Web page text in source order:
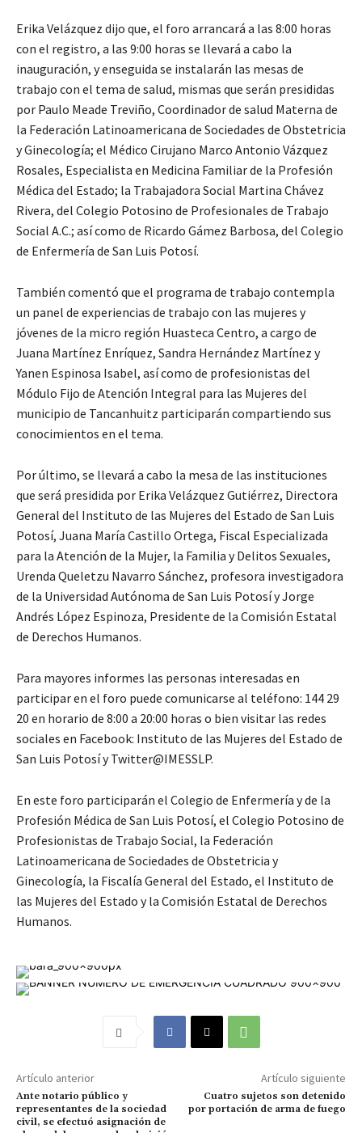
Erika Velázquez dijo que, el foro arrancará a las 8:00 horas
con el registro, a las 9:00 horas se llevará a cabo la
inauguración, y enseguida se instalarán las mesas de
trabajo con el tema de salud, mismas que serán presididas
por Paulo Meade Treviño, Coordinador de salud Materna de
la Federación Latinoamericana de Sociedades de Obstetricia
y Ginecología; el Médico Cirujano Marco Antonio Vázquez
Rosales, Especialista en Medicina Familiar de la Profesión
Médica del Estado; la Trabajadora Social Martina Chávez
Rivera, del Colegio Potosino de Profesionales de Trabajo
Social A.C.; así como de Ricardo Gámez Barbosa, del Colegio
de Enfermería de San Luis Potosí.
También comentó que el programa de trabajo contempla
un panel de experiencias de trabajo con las mujeres y
jóvenes de la micro región Huasteca Centro, a cargo de
Juana Martínez Enríquez, Sandra Hernández Martínez y
Yanen Espinosa Isabel, así como de profesionistas del
Módulo Fijo de Atención Integral para las Mujeres del
municipio de Tancanhuitz participarán compartiendo sus
conocimientos en el tema.
Por último, se llevará a cabo la mesa de las instituciones
que será presidida por Erika Velázquez Gutiérrez, Directora
General del Instituto de las Mujeres del Estado de San Luis
Potosí, Juana María Castillo Ortega, Fiscal Especializada
para la Atención de la Mujer, la Familia y Delitos Sexuales,
Urenda Queletzu Navarro Sánchez, profesora investigadora
de la Universidad Autónoma de San Luis Potosí y Jorge
Andrés López Espinoza, Presidente de la Comisión Estatal
de Derechos Humanos.
Para mayores informes las personas interesadas en
participar en el foro puede comunicarse al teléfono: 144 29
20 en horario de 8:00 a 20:00 horas o bien visitar las redes
sociales en Facebook: Instituto de las Mujeres del Estado de
San Luis Potosí y Twitter@IMESSLP.
En este foro participarán el Colegio de Enfermería y de la
Profesión Médica de San Luis Potosí, el Colegio Potosino de
Profesionistas de Trabajo Social, la Federación
Latinoamericana de Sociedades de Obstetricia y
Ginecología, la Fiscalía General del Estado, el Instituto de
las Mujeres del Estado y la Comisión Estatal de Derechos
Humanos.
Artículo anterior
Ante notario público y
representantes de la sociedad
civil, se efectuó asignación de
Artículo siguiente
Cuatro sujetos son detenido
por portación de arma de fuego